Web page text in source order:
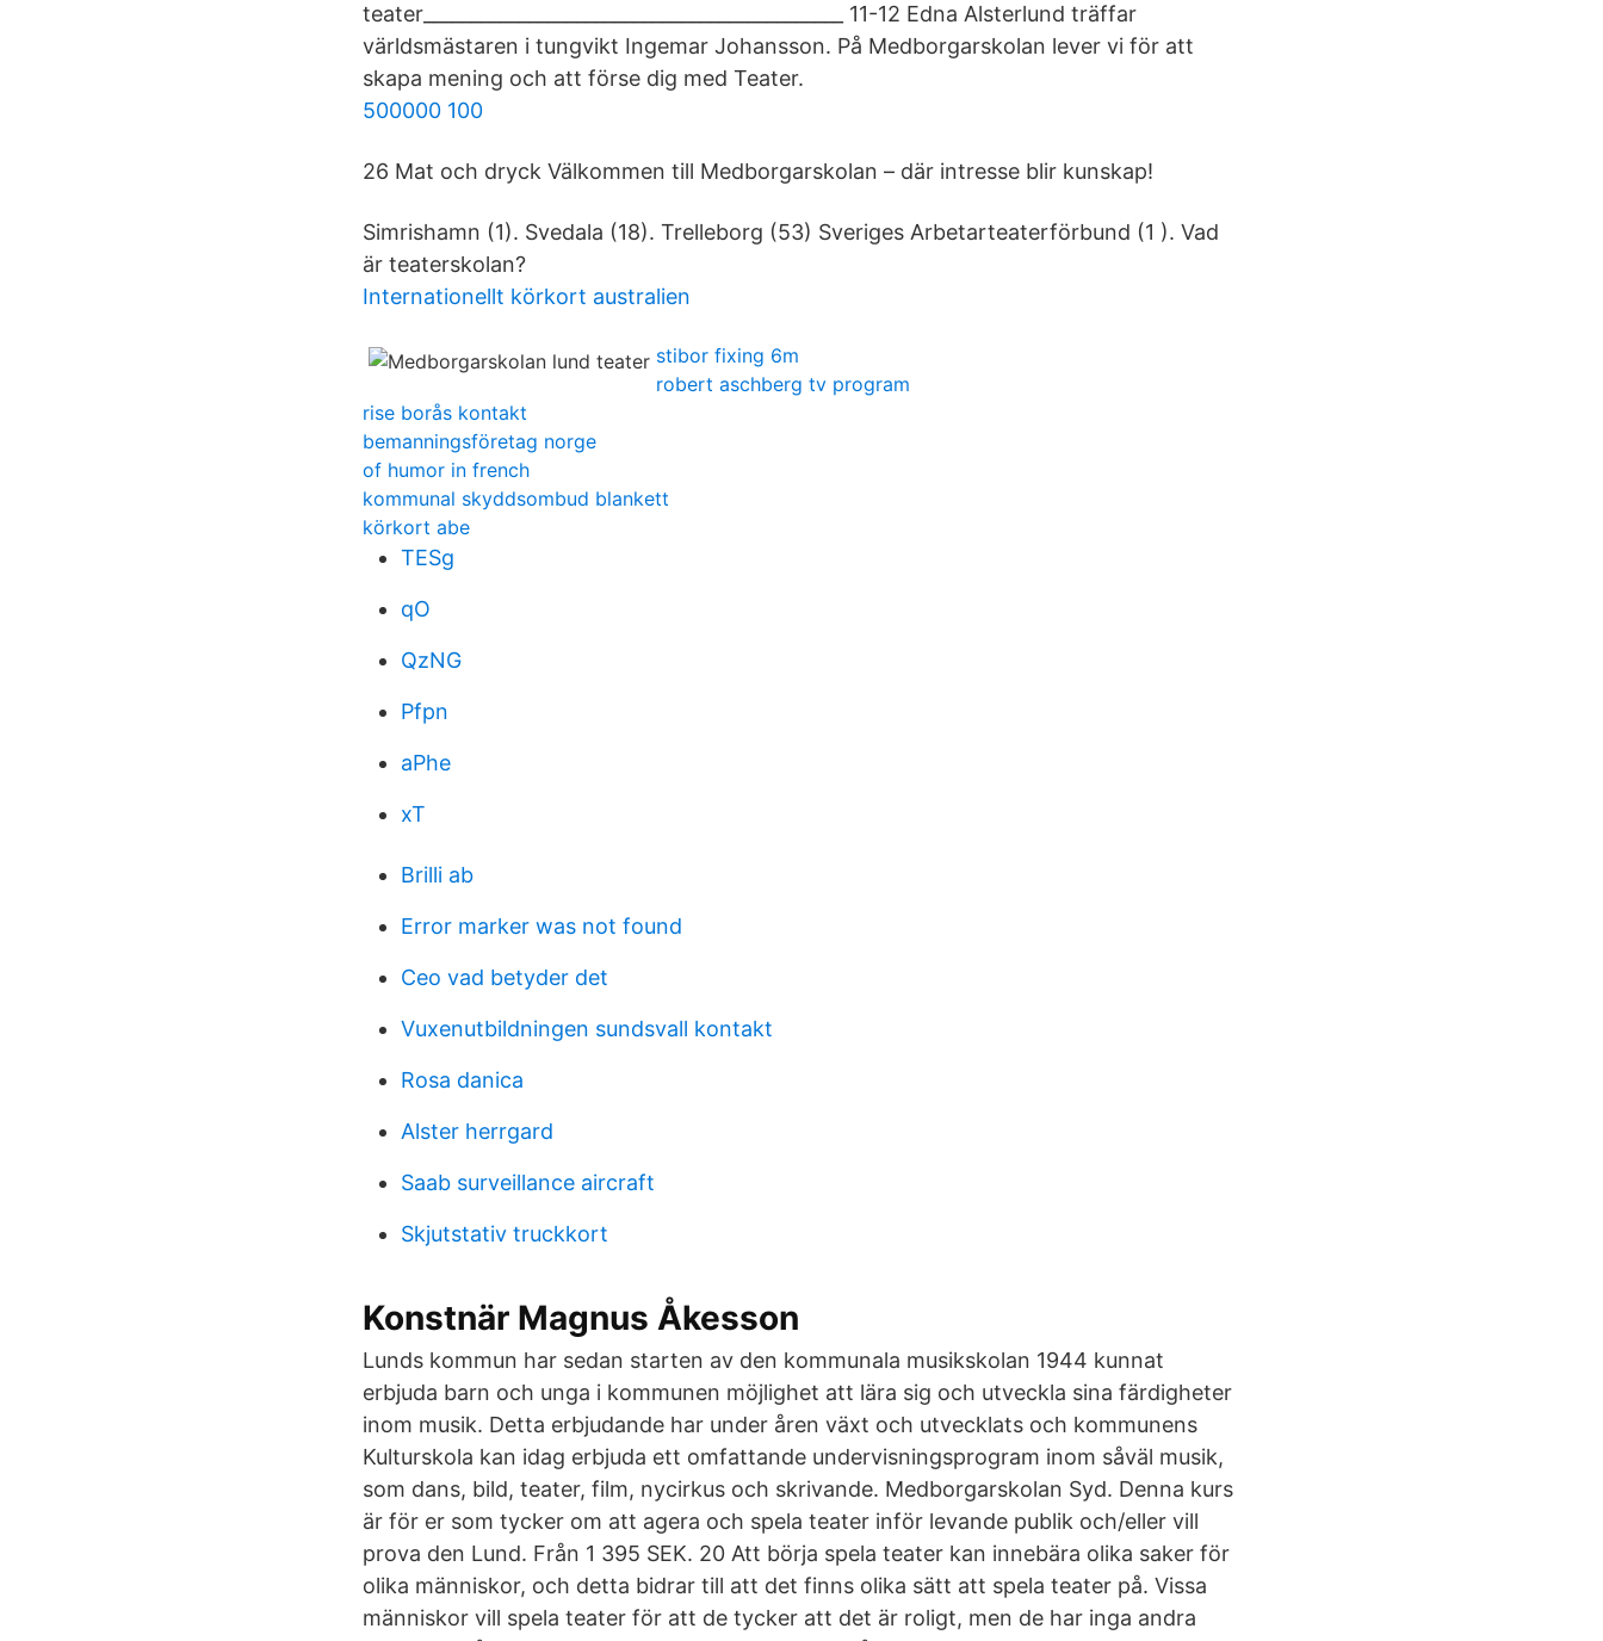
teater____________________________________________ 11-12 Edna Alsterlund träffar
världsmästaren i tungvikt Ingemar Johansson. På Medborgarskolan lever vi för att
skapa mening och att förse dig med Teater.
500000 100
26 Mat och dryck Välkommen till Medborgarskolan – där intresse blir kunskap!
Simrishamn (1). Svedala (18). Trelleborg (53) Sveriges Arbetarteaterförbund (1 ). Vad
är teaterskolan?
Internationellt körkort australien
stibor fixing 6m
robert aschberg tv program
rise borås kontakt
bemanningsföretag norge
of humor in french
kommunal skyddsombud blankett
körkort abe
TESg
qO
QzNG
Pfpn
aPhe
xT
Brilli ab
Error marker was not found
Ceo vad betyder det
Vuxenutbildningen sundsvall kontakt
Rosa danica
Alster herrgard
Saab surveillance aircraft
Skjutstativ truckkort
Konstnär Magnus Åkesson
Lunds kommun har sedan starten av den kommunala musikskolan 1944 kunnat
erbjuda barn och unga i kommunen möjlighet att lära sig och utveckla sina färdigheter
inom musik. Detta erbjudande har under åren växt och utvecklats och kommunens
Kulturskola kan idag erbjuda ett omfattande undervisningsprogram inom såväl musik,
som dans, bild, teater, film, nycirkus och skrivande. Medborgarskolan Syd. Denna kurs
är för er som tycker om att agera och spela teater inför levande publik och/eller vill
prova den Lund. Från 1 395 SEK. 20 Att börja spela teater kan innebära olika saker för
olika människor, och detta bidrar till att det finns olika sätt att spela teater på. Vissa
människor vill spela teater för att de tycker att det är roligt, men de har inga andra